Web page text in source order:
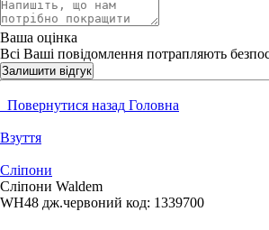
Ваша оцінка
Всі Ваші повідомлення потрапляють
Залишити відгук
Повернутися назад Головна
Взуття
Сліпони
Сліпони Waldem
WH48 дж.червоний код: 1339700